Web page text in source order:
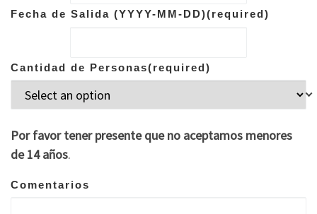
Fecha de Salida (YYYY-MM-DD)(required)
Cantidad de Personas(required)
Por favor tener presente que no aceptamos menores
de 14 años.
Comentarios